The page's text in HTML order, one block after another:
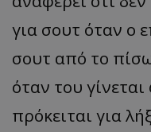
για σουτ όταν ο
σουτ από το
όταν του
πρόκειται για